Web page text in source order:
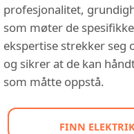
profesjonalitet,
som møter de
ekspertise strekker seg
og sikrer at de kan
som måtte oppstå.
FINN